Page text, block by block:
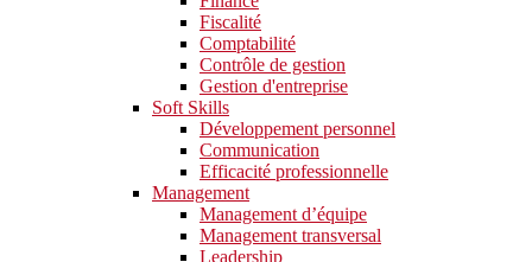
Fiscalité
Comptabilité
Contrôle de gestion
Gestion d'entreprise
Soft Skills​
Développement personnel
Communication
Efficacité professionnelle
Management
Management d’équipe
Management transversal
Leadership